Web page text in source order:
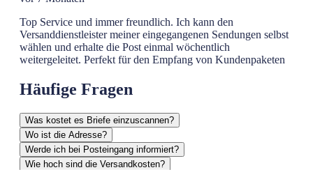
Top Service und immer freundlich. Ich kann den
Versanddienstleister meiner eingegangenen Sendungen selbst
wählen und erhalte die Post einmal wöchentlich
weitergeleitet. Perfekt für den Empfang von Kundenpaketen
Häufige Fragen
Was kostet es Briefe einzuscannen?
Wo ist die Adresse?
Werde ich bei Posteingang informiert?
Wie hoch sind die Versandkosten?